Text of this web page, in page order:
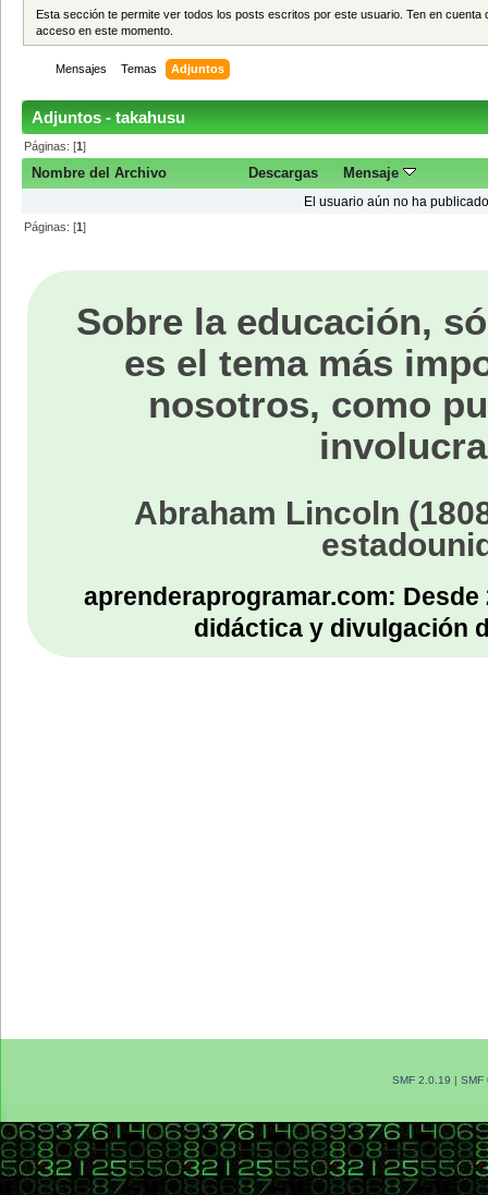
Esta sección te permite ver todos los posts escritos por este usuario. Ten en
acceso en este momento.
Mensajes Temas Adjuntos
Adjuntos - takahusu
Páginas: [1]
Nombre del Archivo Descargas Mensaje
El usuario aún no ha
Páginas: [1]
Sobre la educación,
es el tema más
nosotros, como
Abraham Lincoln
aprenderaprogramar.com:
didáctica y divulgación
SMF 2.0.19 | SMF